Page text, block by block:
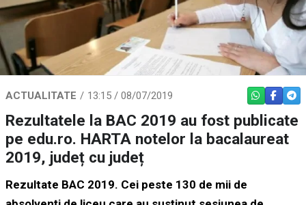
ACTUALITATE 13:15 / 08/07/2019 WHATSAPP
Rezultatele la BAC 2019 au fost publicate
pe edu.ro. HARTA notelor la bacalaureat
2019, județ cu județ
Rezultate BAC 2019. Cei peste 130 de mii de